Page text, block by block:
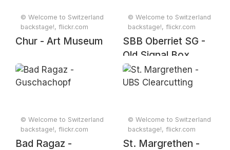
© Welcome to Switzerland
backstage!, flickr.com
Chur - Art Museum
© Welcome to Switzerland
backstage!, flickr.com
SBB Oberriet SG -
Old Signal Box
© Welcome to Switzerland
backstage!, flickr.com
Bad Ragaz -
© Welcome to Switzerland
backstage!, flickr.com
St. Margrethen -